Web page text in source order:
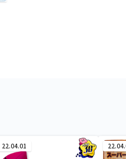
22.04.01